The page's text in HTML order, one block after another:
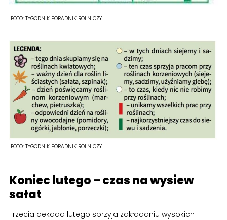
FOTO: TYGODNIK PORADNIK ROLNICZY
FOTO: TYGODNIK PORADNIK ROLNICZY
Koniec lutego – czas na wysiew
sałat
Trzecia dekada lutego sprzyja zakładaniu wysokich